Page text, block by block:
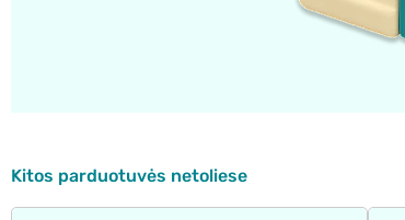
Kitos parduotuvės netoliese